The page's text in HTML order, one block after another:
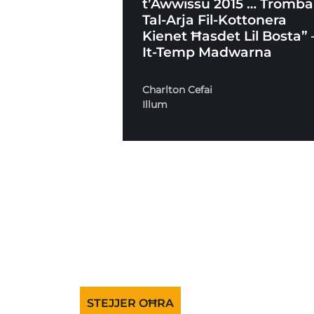
Tal-Arja Fil-Kottonera
Kienet Ħasdet Lil Bosta”
It-Temp Madwarna
Charlton Cefai
Illum
STEJJER OĦRA